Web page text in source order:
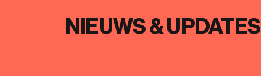
NIEUWS & UPDATES